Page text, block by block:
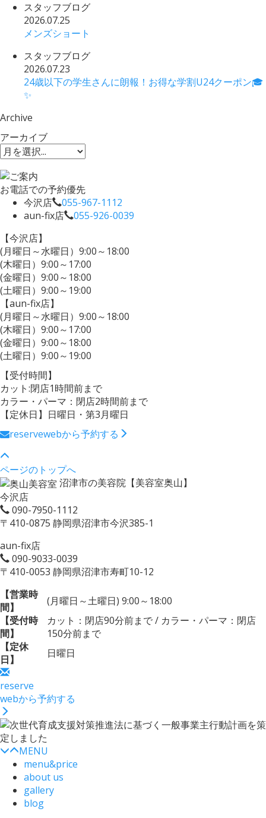
スタッフブログ
2026.07.25
メンズショート
スタッフブログ
2026.07.23
24歳以下の学生さんに朗報！お得な学割U24クーポン🎓
✨
Archive
アーカイブ
お電話での予約優先
今沢店
055-967-1112
aun-fix店
055-926-0039
【今沢店】
(月曜日～水曜日）9:00～18:00
(木曜日）9:00～17:00
(金曜日）9:00～18:00
(土曜日）9:00～19:00
【aun-fix店】
(月曜日～水曜日）9:00～18:00
(木曜日）9:00～17:00
(金曜日）9:00～18:00
(土曜日）9:00～19:00
【受付時間】
カット:閉店1時間前まで
カラー・パーマ：閉店2時間前まで
【定休日】日曜日・第3月曜日
reservewebから予約する
ページのトップへ
沼津市の美容院【美容室奥山】
今沢店
090-7950-1112
〒410-0875 静岡県沼津市今沢385-1
aun-fix店
090-9033-0039
〒410-0053 静岡県沼津市寿町10-12
【営業時
間】
(月曜日～土曜日) 9:00～18:00
【受付時
間】
カット：閉店90分前まで / カラー・パーマ：閉店
150分前まで
【定休
日】
日曜日
reserve
webから予約する
MENU
menu&price
about us
gallery
blog